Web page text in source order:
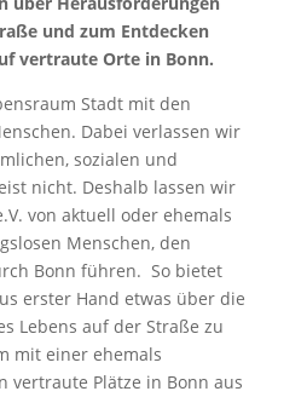
und zum Entdecken
vertraute Orte in Bonn.
Stadt mit den
Dabei verlassen wir
sozialen und
nicht. Deshalb lassen wir
von aktuell oder ehemals
Menschen, den
Bonn führen. So bietet
erster Hand etwas über die
Lebens auf der Straße zu
mit einer ehemals
vertraute Plätze in Bonn aus